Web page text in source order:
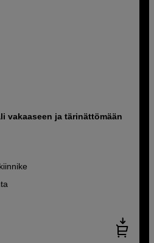
vakaaseen ja tärinättömään